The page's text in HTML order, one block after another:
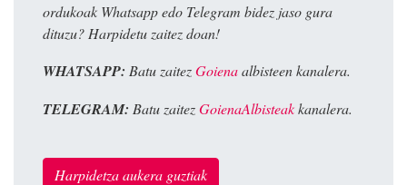
ordukoak Whatsapp edo Telegram bidez jaso gura
dituzu? Harpidetu zaitez doan!
WHATSAPP: Batu zaitezGoienaalbisteen kanalera.
TELEGRAM: Batu zaitezGoienaAlbisteakkanalera.
Harpidetza aukera guztiak